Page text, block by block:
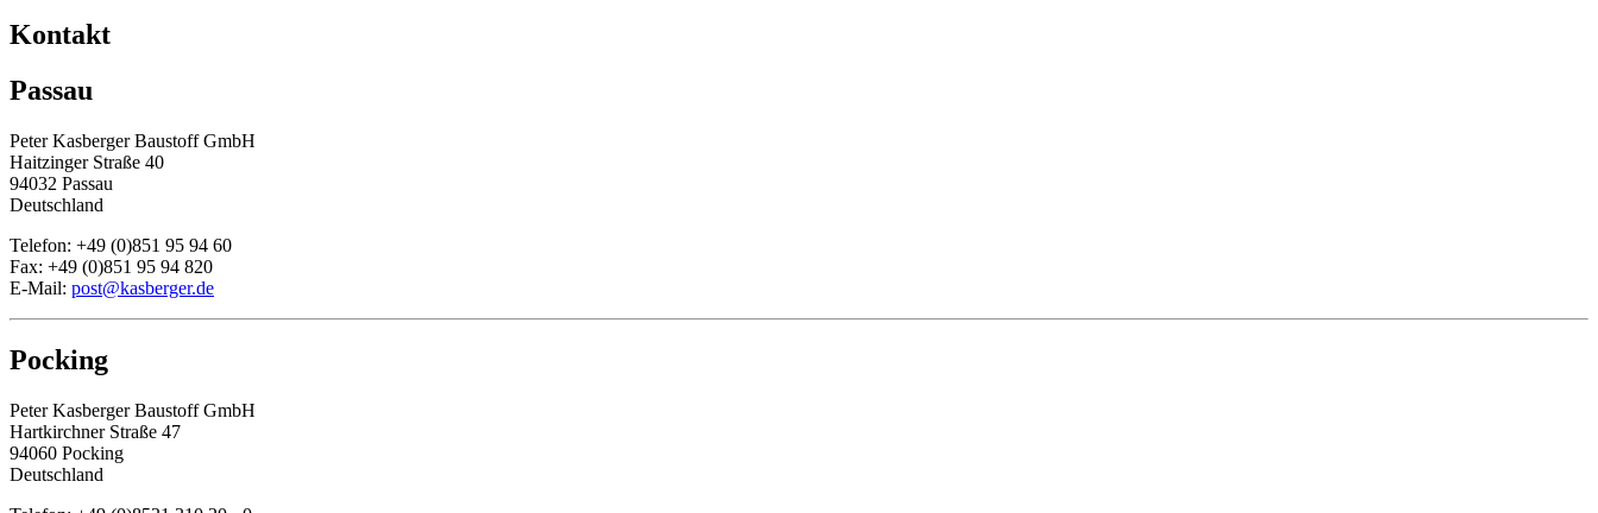
Kontakt
Passau
Peter Kasberger Baustoff GmbH
Haitzinger Straße 40
94032 Passau
Deutschland
Telefon: +49 (0)851 95 94 60
Fax: +49 (0)851 95 94 820
E-Mail: post@kasberger.de
Pocking
Peter Kasberger Baustoff GmbH
Hartkirchner Straße 47
94060 Pocking
Deutschland